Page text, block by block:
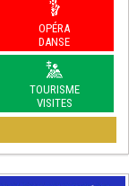
OPÉRA
DANSE
TOURISME
VISITES